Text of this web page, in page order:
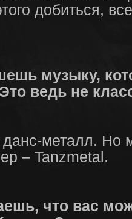
добиться,
музыку,
ведь не
металл. Но
– Tanzmetal.
что вас